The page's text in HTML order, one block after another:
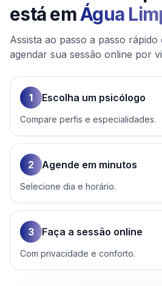
está emÁgua
Assista ao passo a passo rápido
agendar sua sessão online por
1 Escolha um psicólogo
Compare perfis e especialidades.
2 Agende em minutos
Selecione dia e horário.
3 Faça a sessão online
Com privacidade e conforto.